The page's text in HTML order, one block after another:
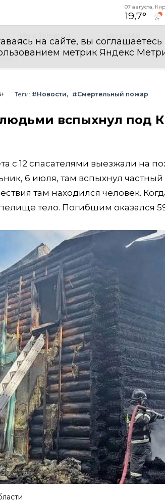
07 августа,
19,7°
на сайте, вы
метрик Яндекс
Теги: #Новости #Смертельный пожар
вспыхнул под
с 12 спасателями выезжали на
6 июля, там вспыхнул
там находился человек.
тело. Погибшим оказался